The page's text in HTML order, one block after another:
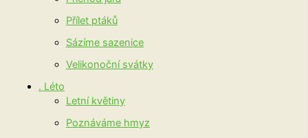
Přílet ptáků
Sázíme sazenice
Velikonoční svátky
. Léto
Letní květiny
Poznáváme hmyz